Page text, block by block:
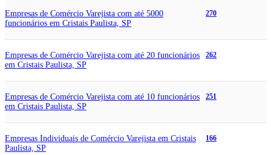
Empresas de Comércio Varejista com até 5000
funcionários em Cristais Paulista, SP
270
Empresas de Comércio Varejista com até 20 funcionários
em Cristais Paulista, SP
262
Empresas de Comércio Varejista com até 10 funcionários
em Cristais Paulista, SP
251
Empresas Individuais de Comércio Varejista em Cristais
Paulista, SP
166